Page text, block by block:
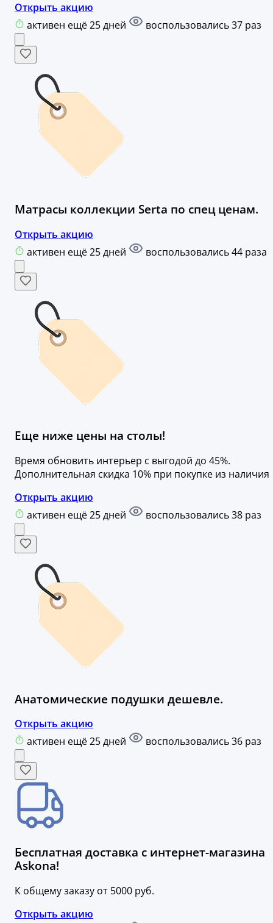
Открыть акцию
активен ещё 25 дней
воспользовались 37 раз
Матрасы коллекции Serta по спец ценам.
Открыть акцию
активен ещё 25 дней
воспользовались 44 раза
Еще ниже цены на столы!
Время обновить интерьер с выгодой до 45%.
Дополнительная скидка 10% при покупке из наличия
Открыть акцию
активен ещё 25 дней
воспользовались 38 раз
Анатомические подушки дешевле.
Открыть акцию
активен ещё 25 дней
воспользовались 36 раз
Бесплатная доставка с интернет-магазина
Askona!
К общему заказу от 5000 руб.
Открыть акцию